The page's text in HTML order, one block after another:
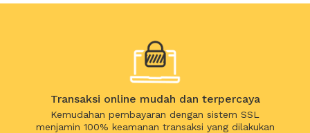
Transaksi online mudah dan terpercaya
Kemudahan pembayaran dengan sistem SSL
menjamin 100% keamanan transaksi yang dilakukan